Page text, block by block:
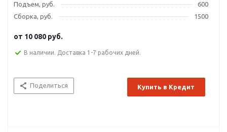
Подъем, руб.
600
Сборка, руб.
1500
от 10 080 руб.
В наличии. Доставка 1-7 рабочих дней.
Поделиться Купить в Кредит